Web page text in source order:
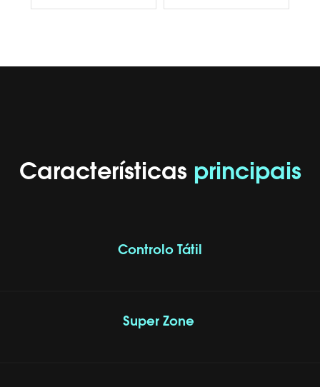
Características principais
Controlo Tátil
Super Zone